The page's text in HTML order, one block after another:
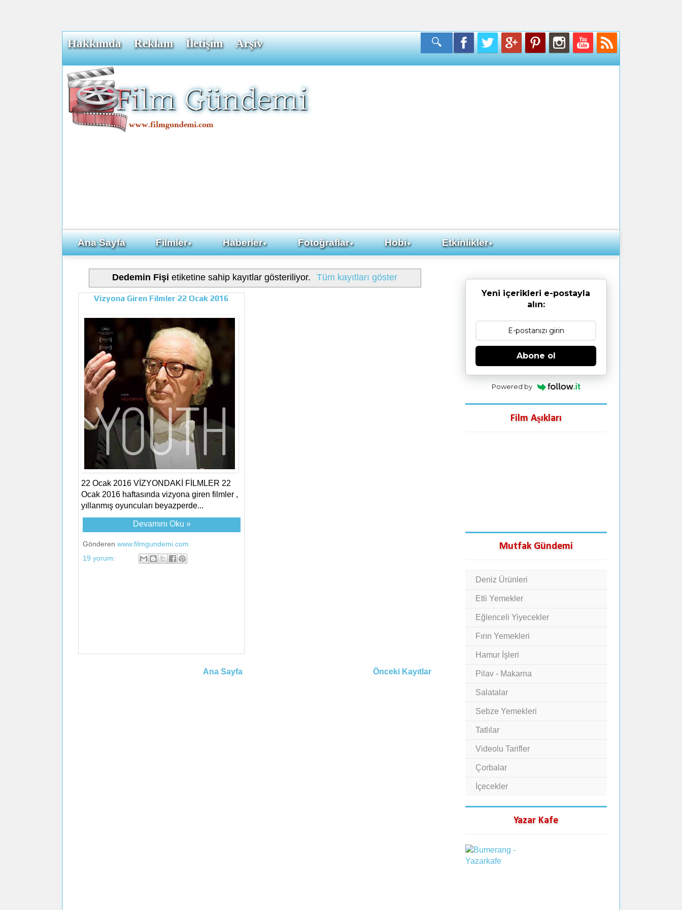
Hakkımda Reklam İletişim Arşiv
Ana Sayfa Filmler▼ Haberler▼ Fotoğraflar▼ Hobi▼ Etkinlikler▼
Dedemin Fişi etiketine sahip kayıtlar gösteriliyor. Tüm kayıtları göster
Vizyona Giren Filmler 22 Ocak 2016
22 Ocak 2016 VİZYONDAKİ FİLMLER 22
Ocak 2016 haftasında vizyona giren filmler ,
yıllanmış oyuncuları beyazperde...
Devamını Oku »
Gönderen www.filmgundemi.com
19 yorum:
Önceki Kayıtlar
Ana Sayfa
Yeni içerikleri e-postayla
alın:
Abone ol
Powered by
Film Aşıkları
Mutfak Gündemi
Deniz Ürünleri
Etli Yemekler
Eğlenceli Yiyecekler
Fırın Yemekleri
Hamur İşleri
Pilav - Makarna
Salatalar
Sebze Yemekleri
Tatlılar
Videolu Tarifler
Çorbalar
İçecekler
Yazar Kafe